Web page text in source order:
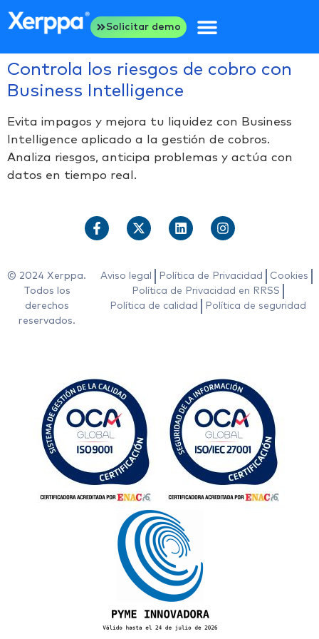
Solicitar demo
Controla los riesgos de cobro con
Business Intelligence
Evita impagos y mejora tu liquidez con Business
Intelligence aplicado a la gestión de cobros.
Analiza riesgos, anticipa problemas y actúa con
datos en tiempo real.
© 2024 Xerppa.
Todos los
derechos
reservados.
Aviso legal Política de Privacidad
Cookies
Política de Privacidad en RRSS
Política de calidad
Política de seguridad